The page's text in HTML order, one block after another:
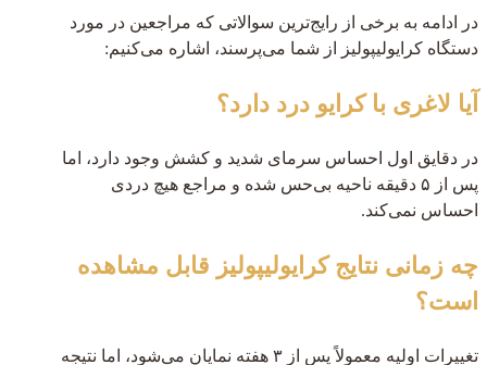
در ادامه به برخی از رایج‌ترین سوالاتی که مراجعین در مورد
دستگاه کرایولیپولیز از شما می‌پرسند، اشاره می‌کنیم:
آیا لاغری با کرایو درد دارد؟
در دقایق اول احساس سرمای شدید و کشش وجود دارد، اما
پس از ۵ دقیقه ناحیه بی‌حس شده و مراجع هیچ دردی
احساس نمی‌کند.
چه زمانی نتایج کرایولیپولیز قابل مشاهده
است؟
تغییرات اولیه معمولاً پس از ۳ هفته نمایان می‌شود، اما نتیجه